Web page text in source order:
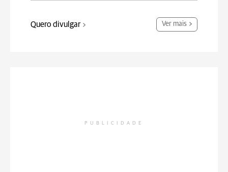
Quero divulgar Ver mais
PUBLICIDADE